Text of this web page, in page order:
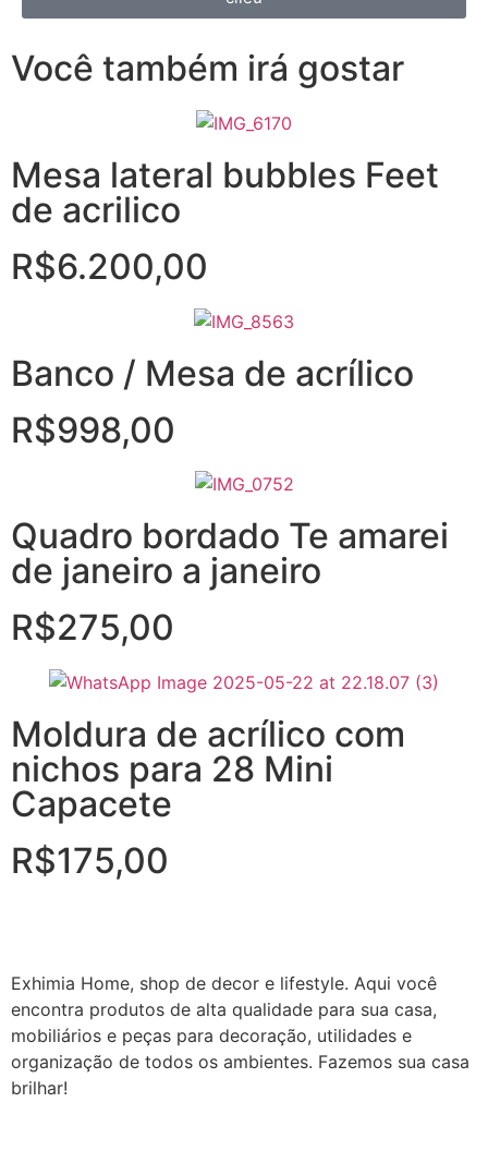
Você também irá gostar
Mesa lateral bubbles Feet
de acrilico
R$6.200,00
Banco / Mesa de acrílico
R$998,00
Quadro bordado Te amarei
de janeiro a janeiro
R$275,00
Moldura de acrílico com
nichos para 28 Mini
Capacete
R$175,00
Exhimia Home, shop de decor e lifestyle. Aqui você
encontra produtos de alta qualidade para sua casa,
mobiliários e peças para decoração, utilidades e
organização de todos os ambientes. Fazemos sua casa
brilhar!